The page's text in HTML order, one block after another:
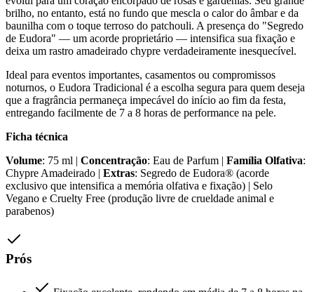
brilho, no entanto, está no fundo que mescla o calor do âmbar e da
baunilha com o toque terroso do patchouli. A presença do "Segredo
de Eudora" — um acorde proprietário — intensifica sua fixação e
deixa um rastro amadeirado chypre verdadeiramente inesquecível.
Ideal para eventos importantes, casamentos ou compromissos
noturnos, o Eudora Tradicional é a escolha segura para quem deseja
que a fragrância permaneça impecável do início ao fim da festa,
entregando facilmente de 7 a 8 horas de performance na pele.
Ficha técnica
Volume: 75 ml | Concentração: Eau de Parfum | Família Olfativa:
Chypre Amadeirado | Extras: Segredo de Eudora® (acorde
exclusivo que intensifica a memória olfativa e fixação) | Selo
Vegano e Cruelty Free (produção livre de crueldade animal e
parabenos)
Prós